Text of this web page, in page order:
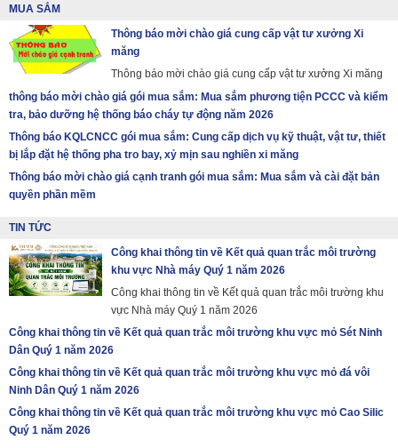
MUA SẮM
Thông báo mời chào giá cung cấp vật tư xưởng Xi
măng
Thông báo mời chào giá cung cấp vật tư xưởng Xi măng
thông báo mời chào giá gói mua sắm: Mua sắm phương tiện PCCC và kiểm
tra, bảo dưỡng hệ thống báo cháy tự động năm 2026
Thông báo KQLCNCC gói mua sắm: Cung cấp dịch vụ kỹ thuật, vật tư, thiết
bị lắp đặt hệ thống pha tro bay, xỷ mịn sau nghiền xi măng
Thông báo mời chào giá cạnh tranh gói mua sắm: Mua sắm và cài đặt bản
quyền phần mềm
TIN TỨC
Công khai thông tin về Kết quả quan trắc môi trường
khu vực Nhà máy Quý 1 năm 2026
Công khai thông tin về Kết quả quan trắc môi trường khu
vực Nhà máy Quý 1 năm 2026
Công khai thông tin về Kết quả quan trắc môi trường khu vực mỏ Sét Ninh
Dân Quý 1 năm 2026
Công khai thông tin về Kết quả quan trắc môi trường khu vực mỏ đá vôi
Ninh Dân Quý 1 năm 2026
Công khai thông tin về Kết quả quan trắc môi trường khu vực mỏ Cao Silic
Quý 1 năm 2026